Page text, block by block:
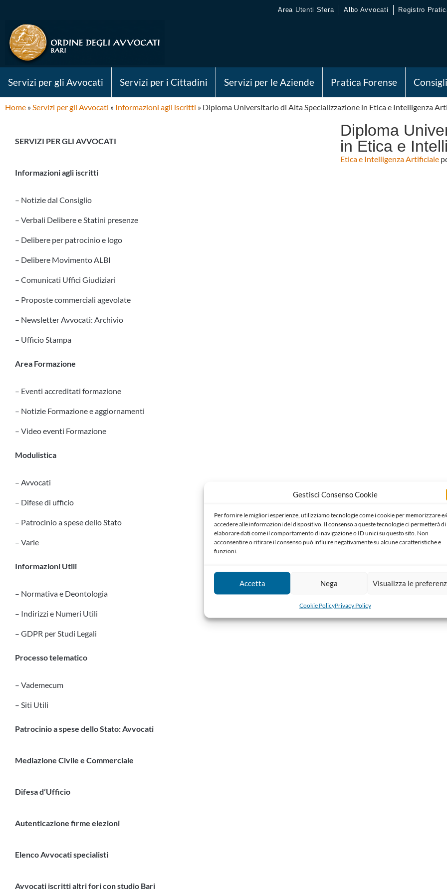
Gestisci Consenso Cookie
Per fornire le migliori esperienze, utilizziamo tecnologie come i cookie per memorizzare
accedere alle informazioni del dispositivo. Il consenso a queste tecnologie ci permetterà di
elaborare dati come il comportamento di navigazione o ID unici su questo sito. Non
acconsentire o ritirare il consenso può influire negativamente su alcune caratteristiche e
funzioni.
Accetta Nega Visualizza le
Cookie PolicyPrivacy Policy
Area Utenti Sfera Albo Avvocati Registro
Servizi per gli Avvocati Servizi per i Cittadini Servizi per le Aziende Pratica Forense
Home »Servizi per gli Avvocati » Informazioni agli iscritti » Diploma Universitario di Alta Specializzazione in Etica e Intelligenza
SERVIZI PER GLI AVVOCATI
Informazioni agli iscritti
– Notizie dal Consiglio
– Verbali Delibere e Statini presenze
– Delibere per patrocinio e logo
– Delibere Movimento ALBI
– Comunicati Uffici Giudiziari
– Proposte commerciali agevolate
– Newsletter Avvocati: Archivio
– Ufficio Stampa
Area Formazione
– Eventi accreditati formazione
– Notizie Formazione e aggiornamenti
– Video eventi Formazione
Modulistica
– Avvocati
– Difese di ufficio
– Patrocinio a spese dello Stato
– Varie
Informazioni Utili
– Normativa e Deontologia
– Indirizzi e Numeri Utili
– GDPR per Studi Legali
Processo telematico
– Vademecum
– Siti Utili
Patrocinio a spese dello Stato: Avvocati
Mediazione Civile e Commerciale
Difesa d’Ufficio
Autenticazione firme elezioni
Elenco Avvocati specialisti
Avvocati iscritti altri fori con studio Bari
Diploma
in Etica e
Etica e Intelligenza Artificiale